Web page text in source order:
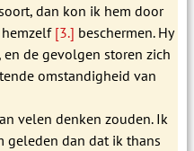
dan kon ik hem door
[3.] beschermen. Hy
de gevolgen storen zich
omstandigheid van
velen denken zouden. Ik
geleden dan dat ik thans